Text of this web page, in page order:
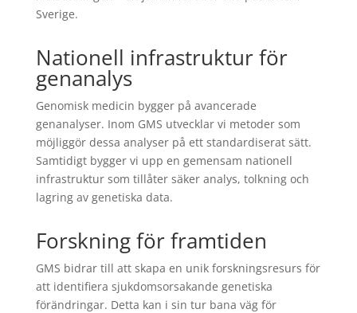
Sverige.
Nationell infrastruktur för
genanalys
Genomisk medicin bygger på avancerade
genanalyser. Inom GMS utvecklar vi metoder som
möjliggör dessa analyser på ett standardiserat sätt.
Samtidigt bygger vi upp en gemensam nationell
infrastruktur som tillåter säker analys, tolkning och
lagring av genetiska data.
Forskning för framtiden
GMS bidrar till att skapa en unik forskningsresurs för
att identifiera sjukdomsorsakande genetiska
förändringar. Detta kan i sin tur bana väg för